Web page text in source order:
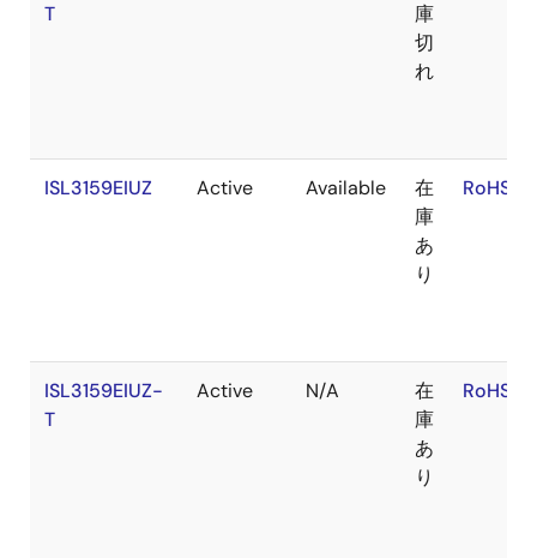
T
庫
切
れ
ISL3159EIUZ Active Available
在
庫
あ
り
RoHS:EN
ISL3159EIUZ-
T
Active N/A
在
庫
あ
り
RoHS:EN